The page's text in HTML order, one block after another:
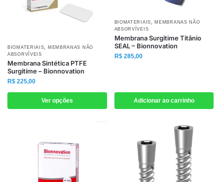
BIOMATERIAIS
MEMBRANAS NÃO
ABSORVÍVEIS
Membrana Sintética PTFE
Surgitime – Bionnovation
R$ 225,00
Ver opções
Este
produto
tem
várias
variantes.
As
BIOMATERIAIS ,MEMBRANAS NÃO
ABSORVÍVEIS
Membrana Surgitime Titânio
SEAL – Bionnovation
R$285,00
Adicionar ao carrinho